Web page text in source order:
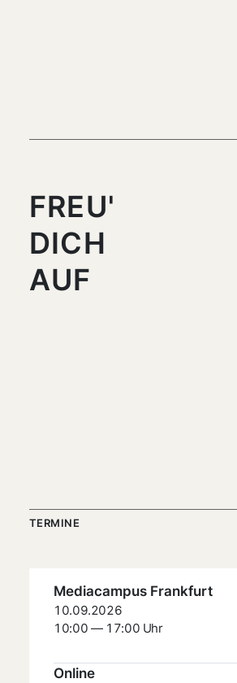
FREU'
DICH
AUF
TERMINE
10.09.2026
10:00 — 17:00 Uhr
Mediacampus Frankfurt
Online